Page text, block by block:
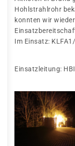
Hohlstrahlrohr
konnten wir
Im Einsatz:
Einsatzleitung: